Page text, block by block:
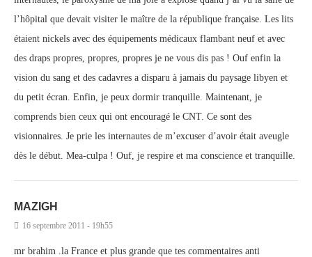
l’hôpital que devait visiter le maître de la république française. Les lits
étaient nickels avec des équipements médicaux flambant neuf et avec
des draps propres, propres, propres je ne vous dis pas ! Ouf enfin la
vision du sang et des cadavres a disparu à jamais du paysage libyen et
du petit écran. Enfin, je peux dormir tranquille. Maintenant, je
comprends bien ceux qui ont encouragé le CNT. Ce sont des
visionnaires. Je prie les internautes de m’excuser d’avoir était aveugle
dès le début. Mea-culpa ! Ouf, je respire et ma conscience et tranquille.
MAZIGH
16 septembre 2011 - 19h55
mr brahim .la France et plus grande que tes commentaires anti